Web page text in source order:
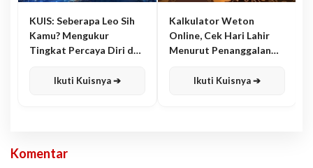
KUIS: Seberapa Leo Sih
Kamu? Mengukur
Tingkat Percaya Diri dan
Ikuti Kuisnya ➔
Kalkulator Weton
Online, Cek Hari Lahir
Menurut Penanggalan
Ikuti Kuisnya ➔
Komentar